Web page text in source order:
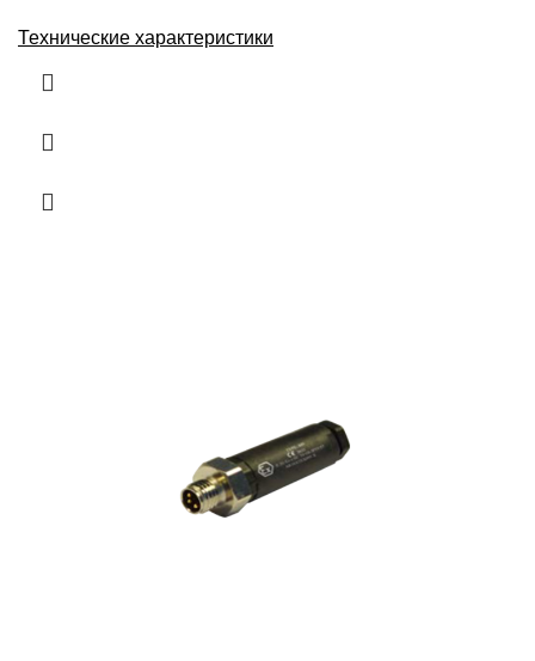
Технические характеристики